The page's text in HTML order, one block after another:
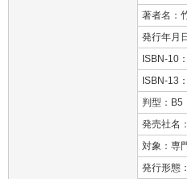
著者名：
発行年月
ISBN-10
ISBN-13
判型：B5
発売社名
対象：専
発行形態